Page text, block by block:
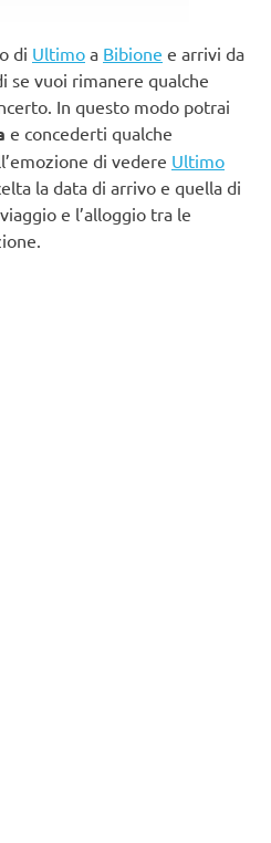
di Ultimo a Bibione e arrivi da
vuoi rimanere qualche
In questo modo potrai
e concederti qualche
di vedere Ultimo
la data di arrivo e quella di
e l’alloggio tra le